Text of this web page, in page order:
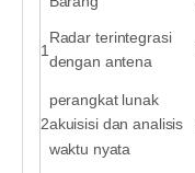
1
Radar terintegrasi
dengan antena
2
perangkat lunak
akuisisi dan analisis
waktu nyata